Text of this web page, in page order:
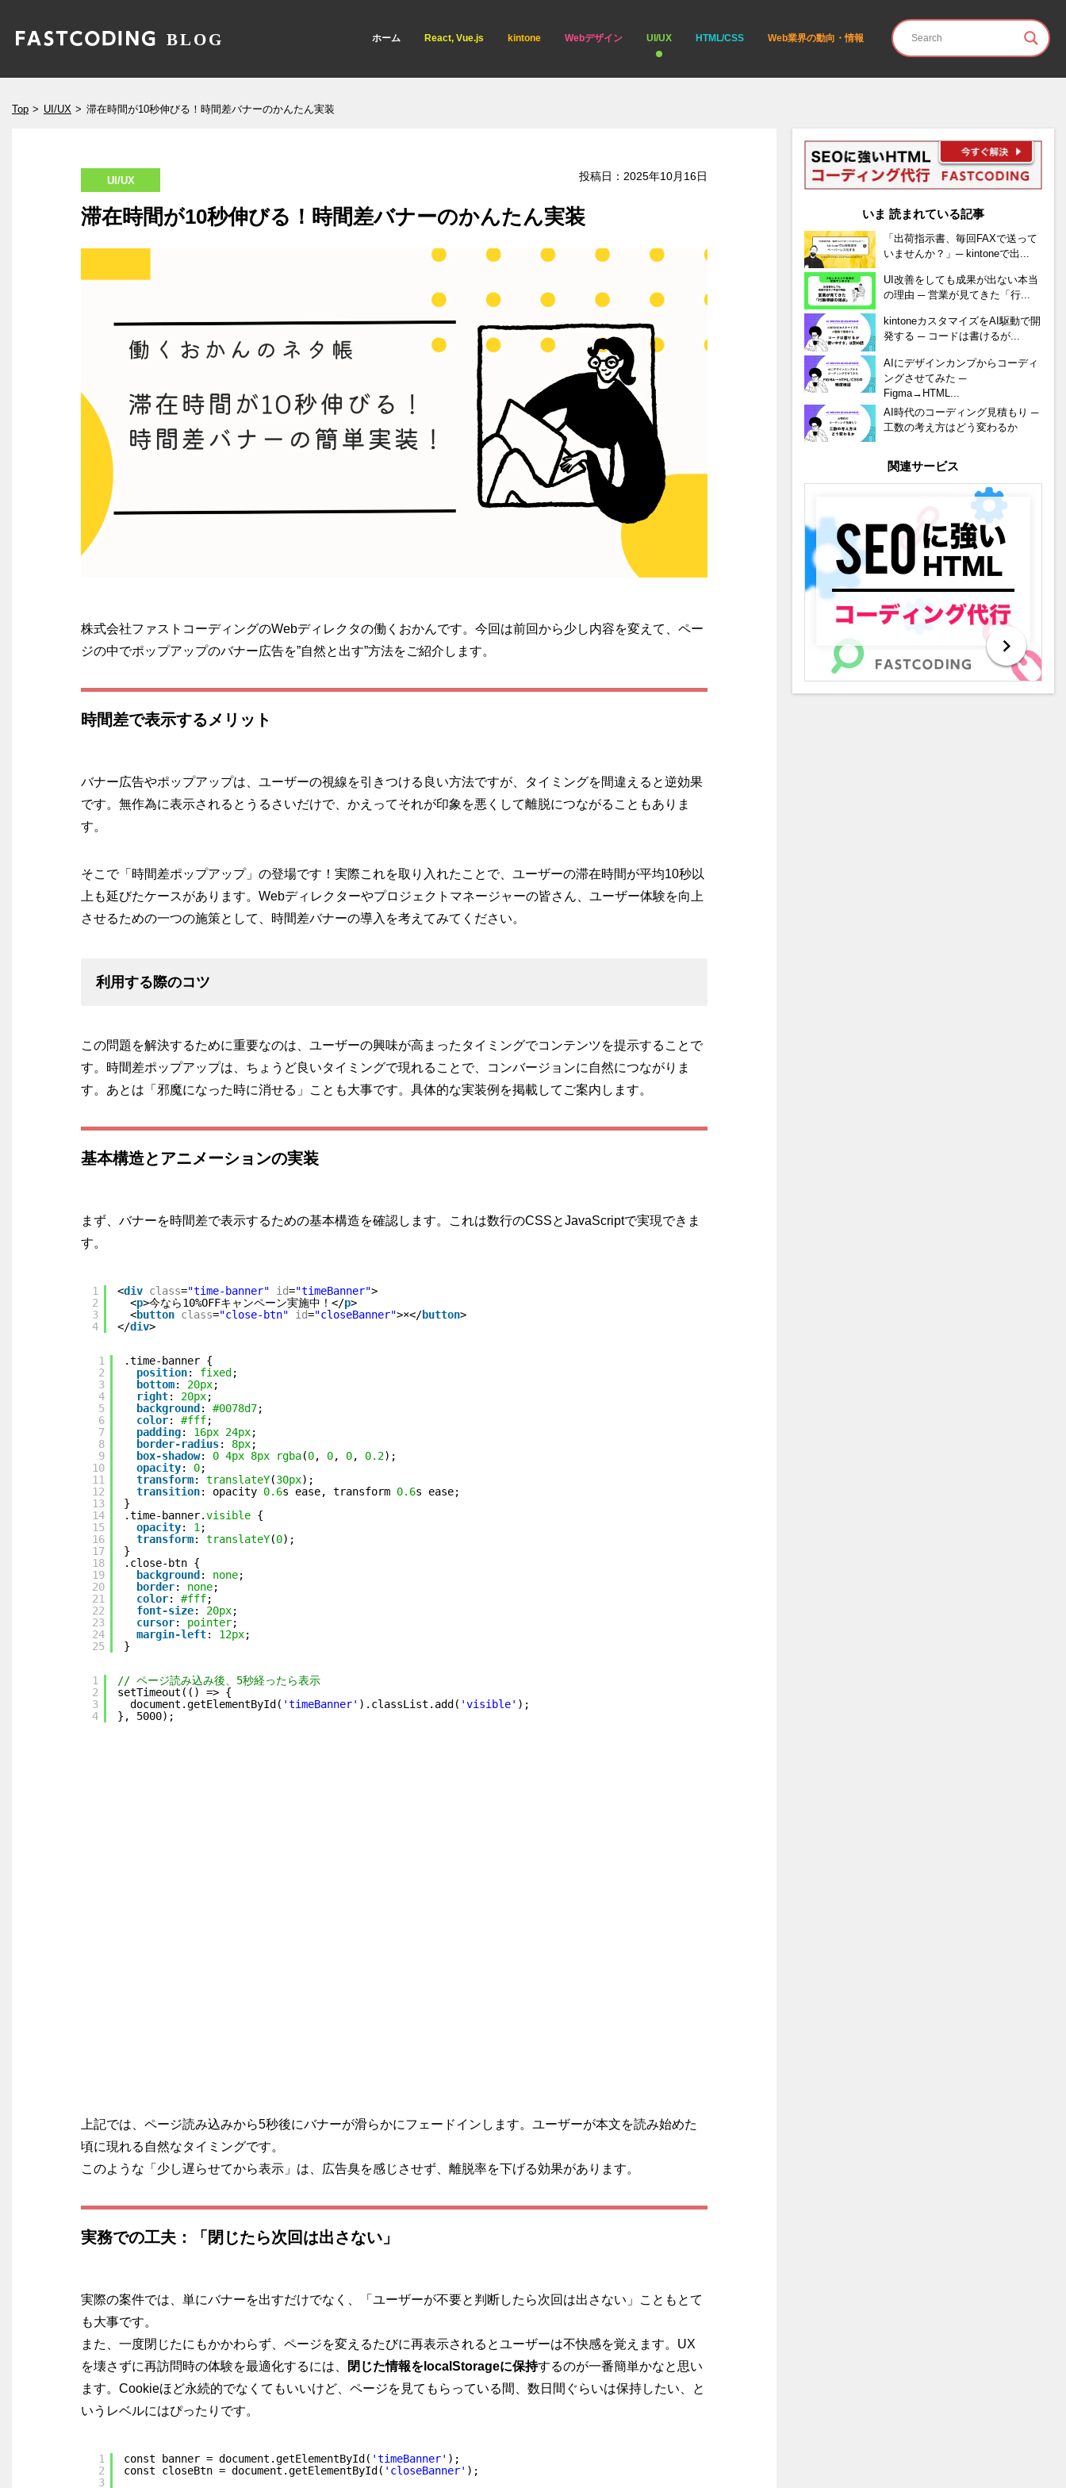
ホーム React, Vue.js kintone Webデザイン UI/UX HTML/CSS Web業界の動向・情報
Top UI/UX 滞在時間が10秒伸びる！時間差バナーのかんたん実装
UI/UX 投稿日： 2025年10月16日
滞在時間が10秒伸びる！時間差バナーのかんたん実装
株式会社ファストコーディングのWebディレクタの働くおかんです。今回は前回から少し内容を変えて、ペー
ジの中でポップアップのバナー広告を”自然と出す”方法をご紹介します。
時間差で表示するメリット
バナー広告やポップアップは、ユーザーの視線を引きつける良い方法ですが、タイミングを間違えると逆効果
です。無作為に表示されるとうるさいだけで、かえってそれが印象を悪くして離脱につながることもありま
す。
そこで「時間差ポップアップ」の登場です！実際これを取り入れたことで、ユーザーの滞在時間が平均10秒以
上も延びたケースがあります。Webディレクターやプロジェクトマネージャーの皆さん、ユーザー体験を向上
させるための一つの施策として、時間差バナーの導入を考えてみてください。
利用する際のコツ
この問題を解決するために重要なのは、ユーザーの興味が高まったタイミングでコンテンツを提示することで
す。時間差ポップアップは、ちょうど良いタイミングで現れることで、コンバージョンに自然につながりま
す。あとは「邪魔になった時に消せる」ことも大事です。具体的な実装例を掲載してご案内します。
基本構造とアニメーションの実装
まず、バナーを時間差で表示するための基本構造を確認します。これは数行のCSSとJavaScriptで実現できま
す。
1
2
3
4
<div class="time-banner" id="timeBanner">
<p>今なら10%OFFキャンペーン実施中！</p>
<button class="close-btn" id="closeBanner">×</button>
</div>
1
2
3
4
5
6
7
8
9
10
11
12
13
14
15
16
17
18
19
20
21
22
23
24
25
.time-banner {
position: fixed ;
bottom: 20px;
right: 20px;
background : #0078d7;
color: #fff;
padding: 16px 24px;
border-radius: 8px;
box-shadow: 0 4px 8px rgba(0, 0, 0, 0.2);
opacity: 0;
transform: translateY(30px);
transition: opacity 0.6s ease, transform 0.6s ease;
}
.time-banner.visible {
opacity: 1 ;
transform: translateY(0);
}
.close-btn {
background : none;
border: none;
color: #fff;
font-size: 20px;
cursor: pointer;
margin-left: 12px;
}
1
2
3
4
// ページ読み込み後、5秒経ったら表示
setTimeout(() => {
document.getElementById( 'timeBanner' ).classList.add( 'visible' );
}, 5000);
上記では、ページ読み込みから5秒後にバナーが滑らかにフェードインします。ユーザーが本文を読み始めた
頃に現れる自然なタイミングです。
このような「少し遅らせてから表示」は、広告臭を感じさせず、離脱率を下げる効果があります。
実務での工夫：「閉じたら次回は出さない」
実際の案件では、単にバナーを出すだけでなく、「ユーザーが不要と判断したら次回は出さない」こともとて
も大事です。
また、一度閉じたにもかかわらず、ページを変えるたびに再表示されるとユーザーは不快感を覚えます。UX
を壊さずに再訪問時の体験を最適化するには、
閉じた情報を localStorageに保持するのが一番簡単かなと思い
ます。Cookieほど永続的でなくてもいいけど、ページを見てもらっている間、数日間ぐらいは保持したい、と
いうレベルにはぴったりです。
1
2
3
const banner = document.getElementById( 'timeBanner' );
const closeBtn = document.getElementById( 'closeBanner' );
いま 読まれている記事
「出荷指示書、毎回FAXで送って
いませんか？」─ kintoneで出...
UI改善をしても成果が出ない本当
の理由 ─ 営業が見てきた「行...
kintoneカスタマイズをAI駆動で開
発する ─ コードは書けるが...
AIにデザインカンプからコーディ
ングさせてみた ─
Figma→HTML...
AI時代のコーディング見積もり ─
工数の考え方はどう変わるか
関連サービス
View